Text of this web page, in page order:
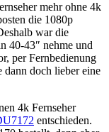
mehr ohne 4k
die 1080p
war die
40-43″ nehme und
per Fernbedienung
doch lieber eine
4k Fernseher
entschieden.